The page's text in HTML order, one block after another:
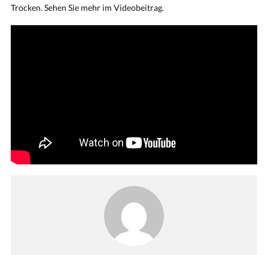
Trocken. Sehen Sie mehr im Videobeitrag.